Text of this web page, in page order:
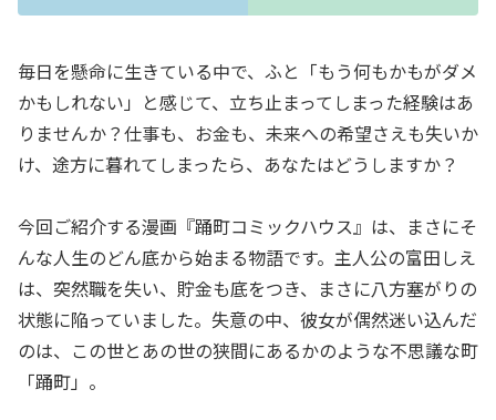
毎日を懸命に生きている中で、ふと「もう何もかもがダメ
かもしれない」と感じて、立ち止まってしまった経験はあ
りませんか？仕事も、お金も、未来への希望さえも失いか
け、途方に暮れてしまったら、あなたはどうしますか？
今回ご紹介する漫画『踊町コミックハウス』は、まさにそ
んな人生のどん底から始まる物語です。主人公の富田しえ
は、突然職を失い、貯金も底をつき、まさに八方塞がりの
状態に陥っていました。失意の中、彼女が偶然迷い込んだ
のは、この世とあの世の狭間にあるかのような不思議な町
「踊町」。